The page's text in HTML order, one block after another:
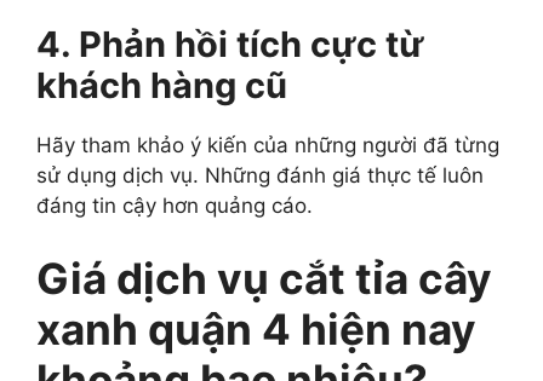
4. Phản hồi tích cực từ
khách hàng cũ
Hãy tham khảo ý kiến của những người đã từng
sử dụng dịch vụ. Những đánh giá thực tế luôn
đáng tin cậy hơn quảng cáo.
Giá dịch vụ cắt tỉa cây
xanh quận 4 hiện nay